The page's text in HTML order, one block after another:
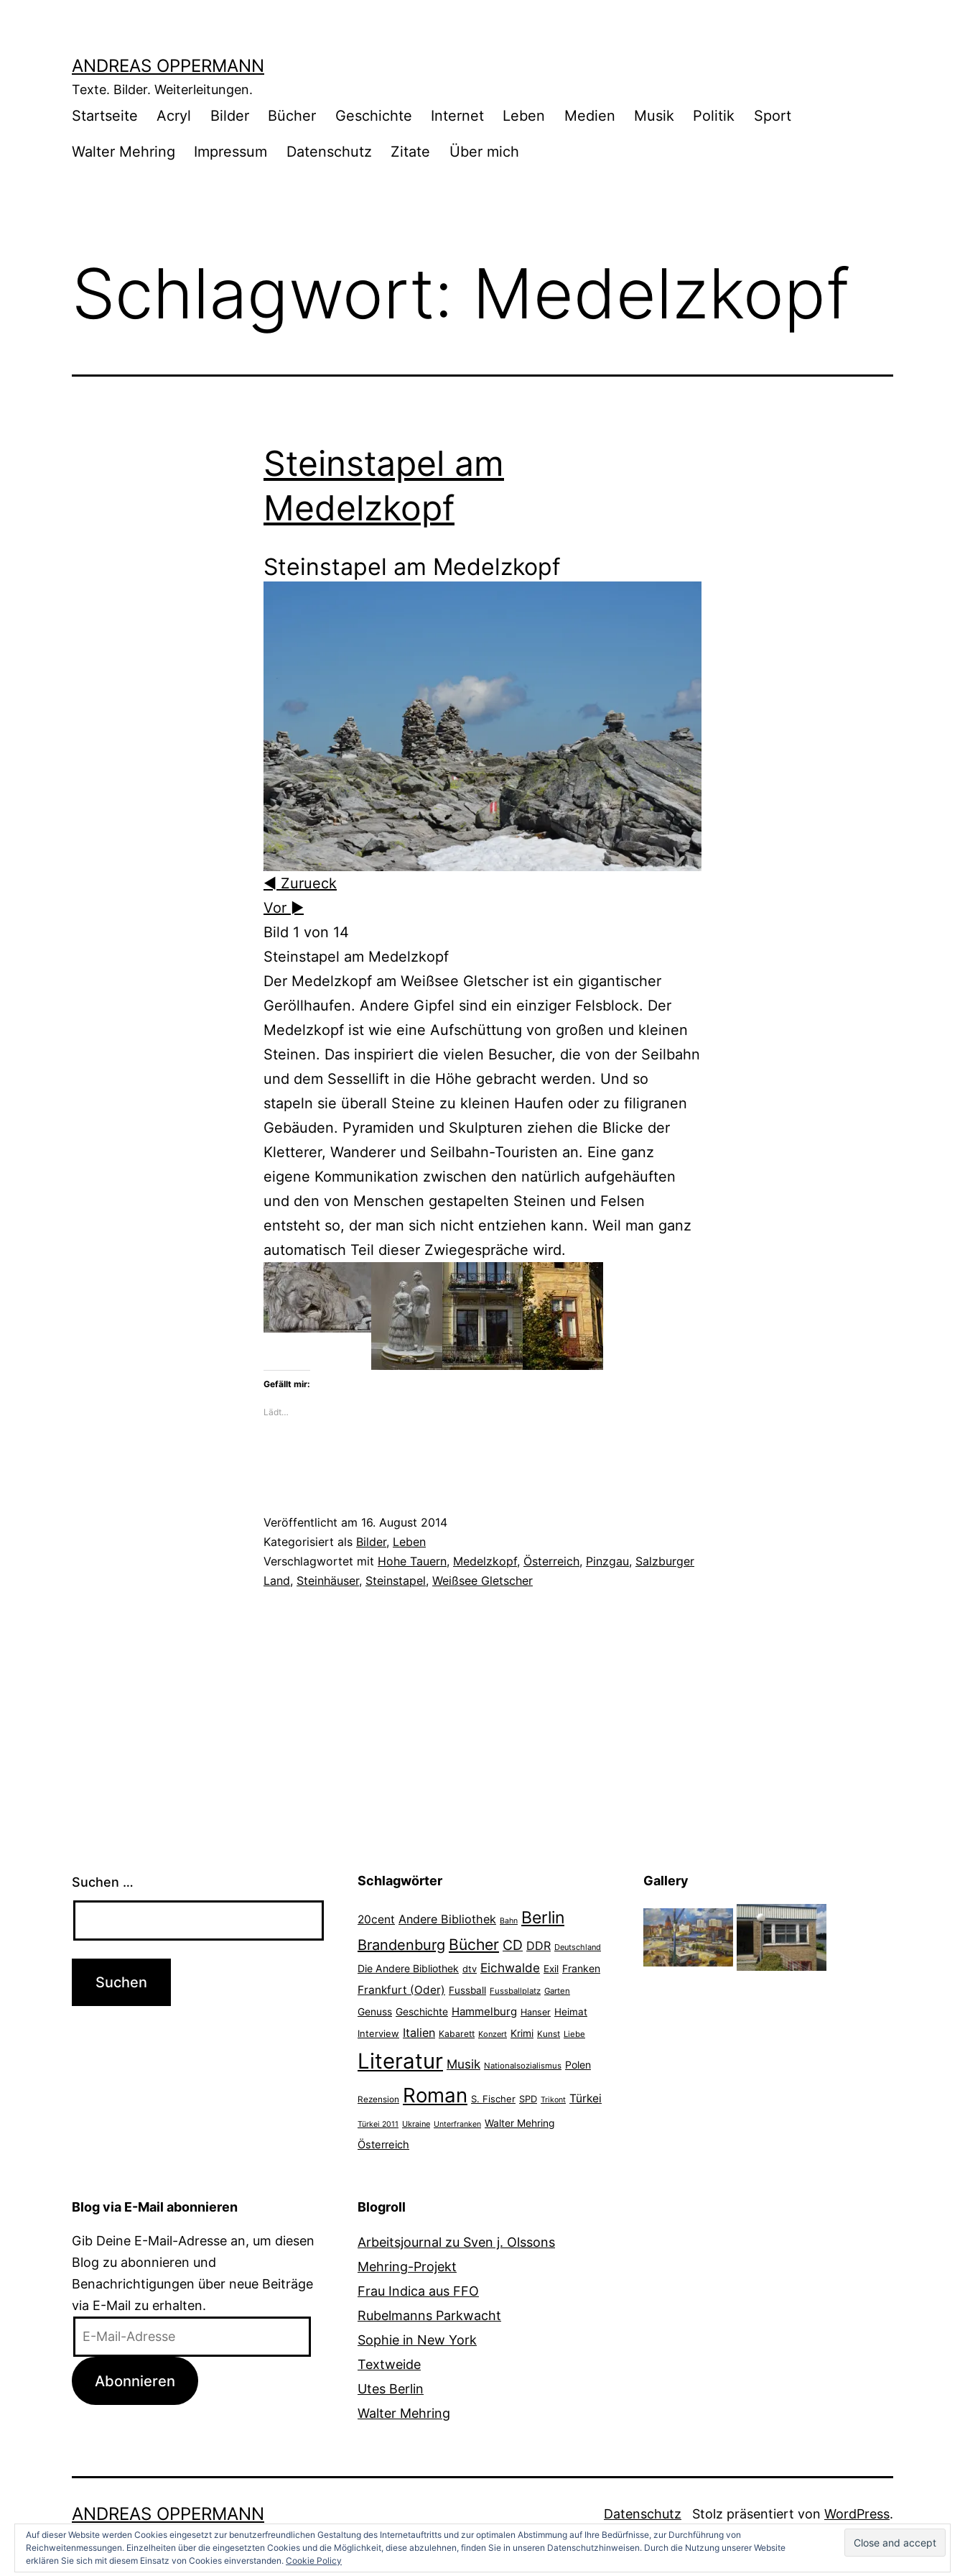
ANDREAS OPPERMANN
Texte. Bilder. Weiterleitungen.
Startseite Acryl Bilder Bücher Geschichte Internet Leben Medien Musik Politik Sport
Walter Mehring Impressum Datenschutz Zitate Über mich
Schlagwort: Medelzkopf
Steinstapel am
Medelzkopf
Steinstapel am Medelzkopf
◄ Zurueck
Vor ►
Bild 1 von 14
Steinstapel am Medelzkopf
Der Medelzkopf am Weißsee Gletscher ist ein gigantischer
Geröllhaufen. Andere Gipfel sind ein einziger Felsblock. Der
Medelzkopf ist wie eine Aufschüttung von großen und kleinen
Steinen. Das inspiriert die vielen Besucher, die von der Seilbahn
und dem Sessellift in die Höhe gebracht werden. Und so
stapeln sie überall Steine zu kleinen Haufen oder zu filigranen
Gebäuden. Pyramiden und Skulpturen ziehen die Blicke der
Kletterer, Wanderer und Seilbahn-Touristen an. Eine ganz
eigene Kommunikation zwischen den natürlich aufgehäuften
und den von Menschen gestapelten Steinen und Felsen
entsteht so, der man sich nicht entziehen kann. Weil man ganz
automatisch Teil dieser Zwiegespräche wird.
Gefällt mir:
Lädt…
Veröffentlicht am 16. August 2014
Kategorisiert als Bilder, Leben
Verschlagwortet mit Hohe Tauern, Medelzkopf, Österreich, Pinzgau, Salzburger
Land, Steinhäuser, Steinstapel, Weißsee Gletscher
Suchen … Schlagwörter
20cent Andere Bibliothek Bahn Berlin
Brandenburg Bücher CD DDR Deutschland
Die Andere Bibliothek dtv Eichwalde Exil Franken
Frankfurt (Oder) Fussball Fussballplatz Garten
Genuss Geschichte Hammelburg Hanser Heimat
Interview Italien Kabarett Konzert Krimi Kunst Liebe
Literatur Musik Nationalsozialismus Polen
Rezension Roman S. Fischer SPD Trikont Türkei
Türkei 2011 Ukraine Unterfranken Walter Mehring
Österreich
Gallery
Blog via E-Mail abonnieren
Gib Deine E-Mail-Adresse an, um diesen
Blog zu abonnieren und
Benachrichtigungen über neue Beiträge
via E-Mail zu erhalten.
Adresse
Abonnieren
Blogroll
Arbeitsjournal zu Sven j. Olssons
Mehring-Projekt
Frau Indica aus FFO
Rubelmanns Parkwacht
Sophie in New York
Textweide
Utes Berlin
Walter Mehring
ANDREAS OPPERMANN Datenschutz Stolz präsentiert von WordPress.
Auf dieser Website werden Cookies eingesetzt zur benutzerfreundlichen Gestaltung des Internetauftritts und zur optimalen Abstimmung auf Ihre Bedürfnisse, zur Durchführung von
Reichweitenmessungen. Einzelheiten über die eingesetzten Cookies und die Möglichkeit, diese abzulehnen, finden Sie in unseren Datenschutzhinweisen. Durch die Nutzung unserer Website
erklären Sie sich mit diesem Einsatz von Cookies einverstanden. Cookie Policy